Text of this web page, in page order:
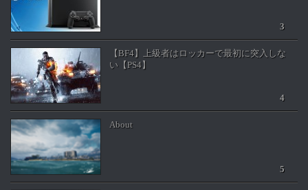
【BF4】上級者はロッカーで最初に突入しな
い【PS4】
About